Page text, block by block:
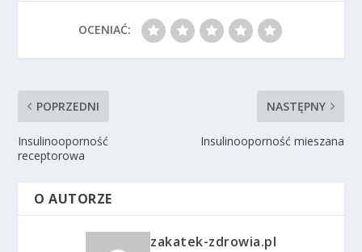
OCENIAĆ:
POPRZEDNI
Insulinooporność
receptorowa
NASTĘPNY
Insulinooporność mieszana
O AUTORZE
zakatek-zdrowia.pl